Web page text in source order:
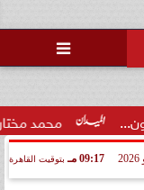

محمد مختار جمعة:
09:17 مـ بتوقيت القاهرة